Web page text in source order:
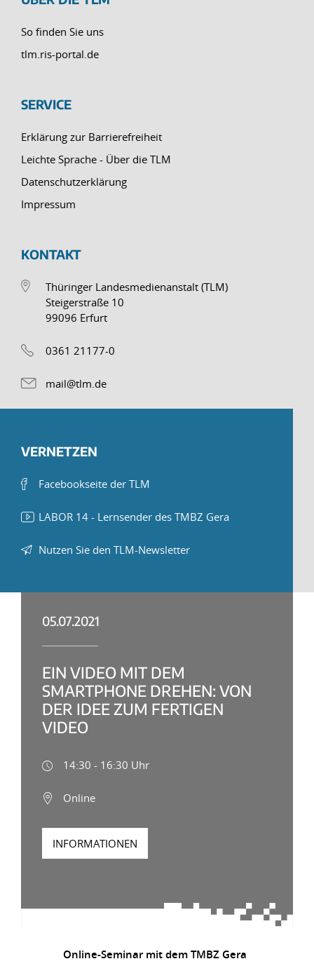
So finden Sie uns
tlm.ris-portal.de
SERVICE
Erklärung zur Barrierefreiheit
Leichte Sprache - Über die TLM
Datenschutzerklärung
Impressum
KONTAKT
Thüringer Landesmedienanstalt (TLM)
Steigerstraße 10
99096 Erfurt
0361 21177-0
mail@tlm.de
VERNETZEN
Facebookseite der TLM
LABOR 14 - Lernsender des TMBZ Gera
Nutzen Sie den TLM-Newsletter
05.07.2021
EIN VIDEO MIT DEM
SMARTPHONE DREHEN: VON
DER IDEE ZUM FERTIGEN
VIDEO
14:30 - 16:30 Uhr
Online
INFORMATIONEN
Online-Seminar mit dem TMBZ Gera